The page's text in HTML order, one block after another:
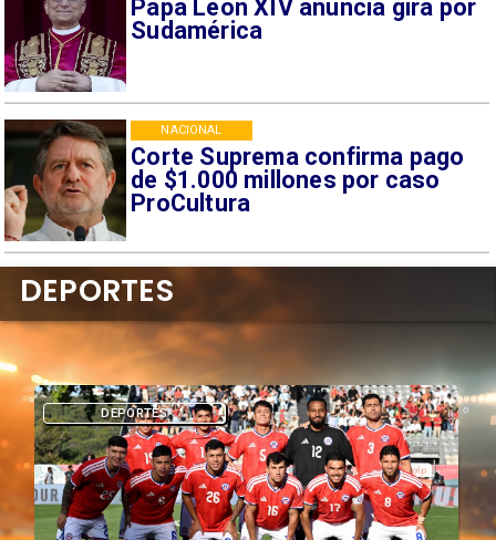
Papa León XIV anuncia gira por
Sudamérica
Corte Suprema confirma pago
de $1.000 millones por caso
ProCultura
NACIONAL
DEPORTES
DEPORTES